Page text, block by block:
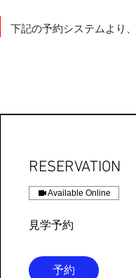
下記の予約システムより
RESERVATION
Available Online
見学予約
予約